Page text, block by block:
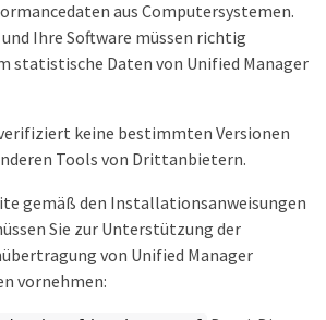
aus Computersystemen.
Ihre Software müssen richtig
statistische Daten von Unified Manager
keine bestimmten Versionen
Tools von Drittanbietern.
gemäß den Installationsanweisungen
Sie zur Unterstützung der
von Unified Manager
vornehmen: